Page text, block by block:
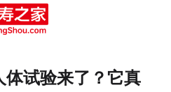
试验来了？它真